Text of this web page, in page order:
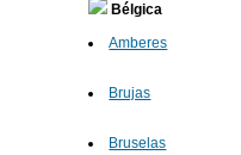
Bélgica
Amberes
Brujas
Bruselas